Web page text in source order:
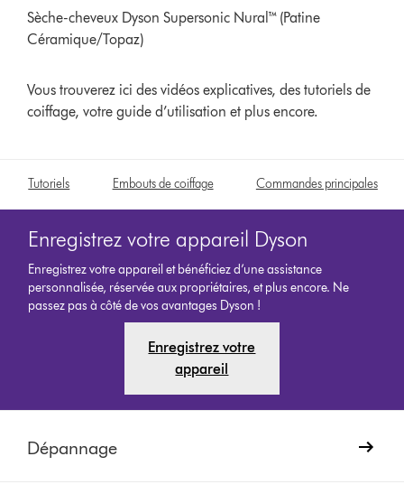
Sèche-cheveux Dyson Supersonic Nural™ (Patine
Céramique/Topaz)
Vous trouverez ici des vidéos explicatives, des tutoriels de
coiffage, votre guide d’utilisation et plus encore.
Tutoriels Embouts de coiffage Commandes principales
Enregistrez votre appareil Dyson
Enregistrez votre appareil et bénéficiez d’une assistance
personnalisée, réservée aux propriétaires, et plus encore. Ne
passez pas à côté de vos avantages Dyson !
Enregistrez votre
appareil
Dépannage